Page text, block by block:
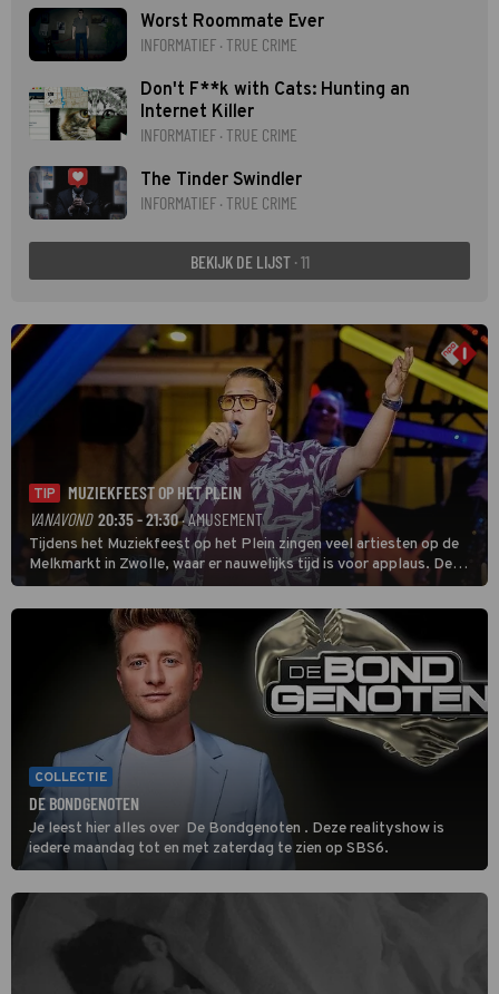
Worst Roommate Ever
INFORMATIEF · TRUE CRIME
Don't F**k with Cats: Hunting an
Internet Killer
INFORMATIEF · TRUE CRIME
The Tinder Swindler
INFORMATIEF · TRUE CRIME
BEKIJK DE LIJST · 11
TIP
MUZIEKFEEST OP HET PLEIN
VANAVOND 20:35 - 21:30· AMUSEMENT
Tijdens het Muziekfeest op het Plein zingen veel artiesten op de
Melkmarkt in Zwolle, waar er nauwelijks tijd is voor applaus. De
grootste namen zijn André Hazes, Jannes, René Froger en
natuurlijk Rutger van Barneveld met zijn hit Zwoele Zomernachten.
COLLECTIE
DE BONDGENOTEN
Je leest hier alles over De Bondgenoten . Deze realityshow is
iedere maandag tot en met zaterdag te zien op SBS6.